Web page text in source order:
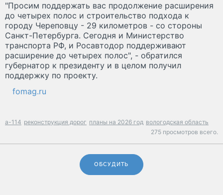
"Просим поддержать вас продолжение расширения
до четырех полос и строительство подхода к
городу Череповцу - 29 километров - со стороны
Санкт-Петербурга. Сегодня и Министерство
транспорта РФ, и Росавтодор поддерживают
расширение до четырех полос", - обратился
губернатор к президенту и в целом получил
поддержку по проекту.
fomag.ru
а-114 реконструкция дорог планы на 2026 год вологодская область
275 просмотров всего.
ОБСУДИТЬ